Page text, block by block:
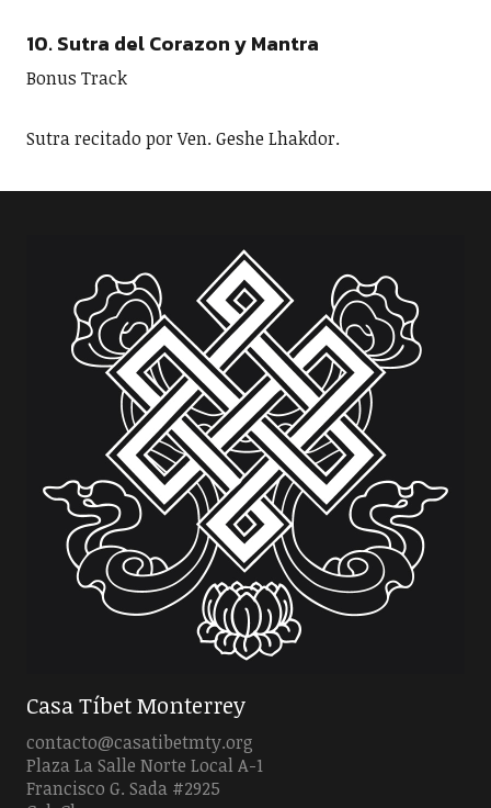
10. Sutra del Corazon y Mantra
Bonus Track
Sutra recitado por Ven. Geshe Lhakdor.
Casa Tíbet Monterrey
contacto@casatibetmty.org
Plaza La Salle Norte Local A-1
Francisco G. Sada #2925